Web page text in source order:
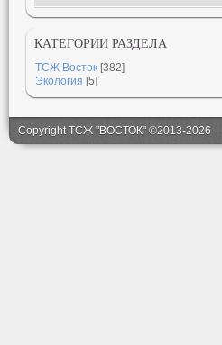
КАТЕГОРИИ РАЗДЕЛА
ТСЖ Восток [382]
Экология [5]
Copyright ТСЖ "ВОСТОК" ©2013-2026